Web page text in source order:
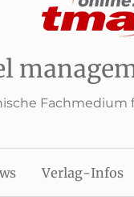
Fachmedium
Verlag-Infos